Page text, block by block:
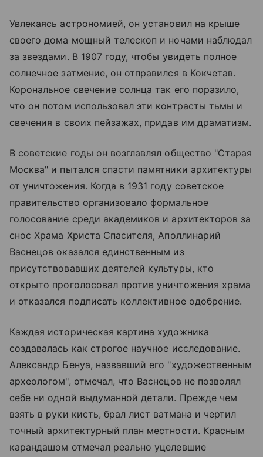
Увлекаясь астрономией, он установил на крыше
своего дома мощный телескоп и ночами наблюдал
за звездами. В 1907 году, чтобы увидеть полное
солнечное затмение, он отправился в Кокчетав.
Корональное свечение солнца так его поразило,
что он потом использовал эти контрасты тьмы и
свечения в своих пейзажах, придав им драматизм.
В советские годы он возглавлял общество "Старая
Москва" и пытался спасти памятники архитектуры
от уничтожения. Когда в 1931 году советское
правительство организовало формальное
голосование среди академиков и архитекторов за
сносХрама Христа Спасителя, Аполлинарий
Васнецов оказался единственным из
присутствовавших деятелей культуры, кто
открыто проголосовал против уничтожения храма
и отказался подписать коллективное одобрение.
Каждая историческая картина художника
создавалась как строгое научное исследование.
Александр Бенуа, назвавший его "художественным
археологом", отмечал, что Васнецов не позволял
себе ни одной выдуманной детали. Прежде чем
взять в руки кисть, брал лист ватмана и чертил
точный архитектурный план местности. Красным
карандашом отмечал реально уцелевшие